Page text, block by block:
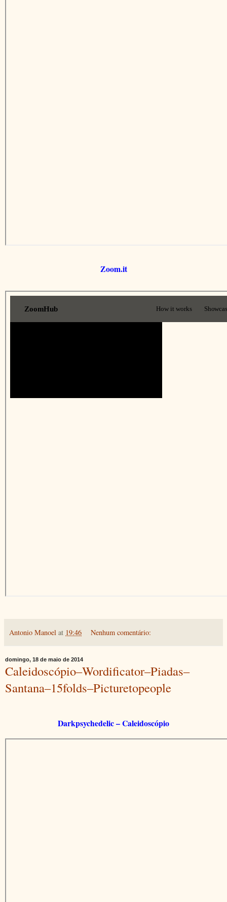
Zoom.it
Antonio Manoel at 19:46 Nenhum comentário:
domingo, 18 de maio de 2014
Caleidoscópio–Wordificator–Piadas–
Santana–15folds–Picturetopeople
Darkpsychedelic – Caleidoscópio